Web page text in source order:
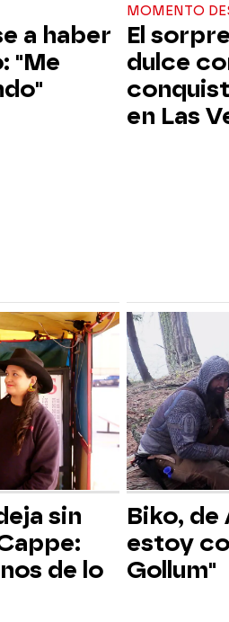
a haber
"Me
MOMENTO
El
dulce
en Las
sin
de lo
Biko, de
estoy
Gollum"